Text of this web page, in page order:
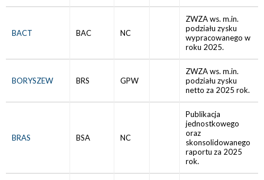
BACT BAC NC
ZWZA ws. m.in.
podziału zysku
wypracowanego w
roku 2025.
BORYSZEW BRS GPW
ZWZA ws. m.in.
podziału zysku
netto za 2025 rok.
BRAS BSA NC
Publikacja
jednostkowego
oraz
skonsolidowanego
raportu za 2025
rok.